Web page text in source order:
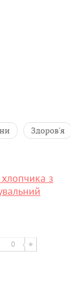
Здоров'я
з
0